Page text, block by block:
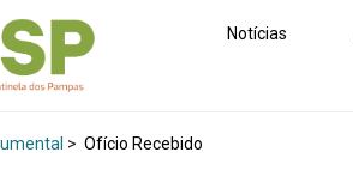
Notícias
> Ofício Recebido